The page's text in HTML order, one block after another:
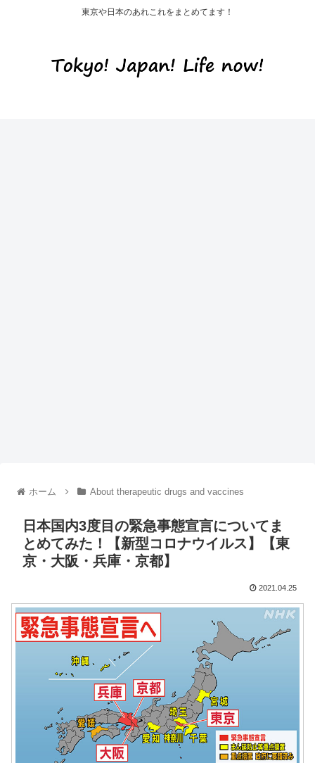
東京や日本のあれこれをまとめてます！
ホーム About therapeutic drugs and vaccines
日本国内3度目の緊急事態宣言についてま
とめてみた！【新型コロナウイルス】【東
京・大阪・兵庫・京都】
2021.04.25